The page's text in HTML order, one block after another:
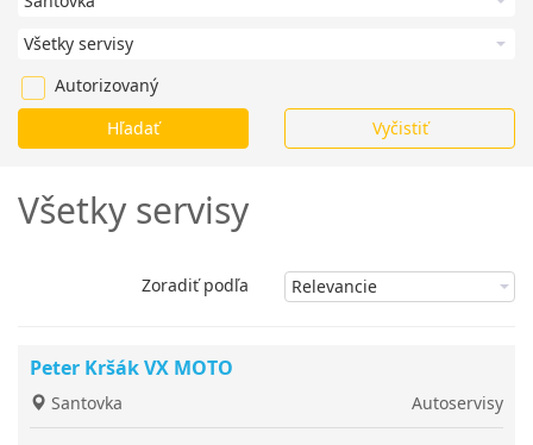
Autorizovaný
Všetky servisy
Zoradiť podľa
Peter Kršák VX MOTO
Santovka Autoservisy